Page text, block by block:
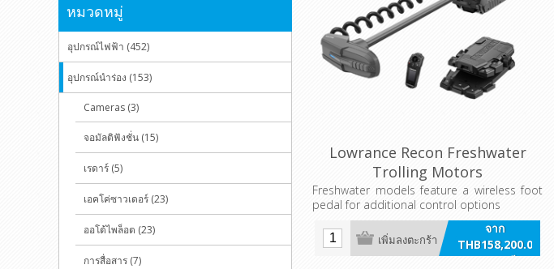
Lowrance Recon Freshwater
Trolling Motors
Freshwater models feature a wireless foot
pedal for additional control options
จาก
THB158,200.00
รวมภาษี
เพิ่มลงตะกร้า
หมวดหมู่
อุปกรณ์ไฟฟ้า (452)
อุปกรณ์นำร่อง (153)
Cameras (3)
จอมัลติฟังชั่น (15)
เรดาร์ (5)
เอคโค่ซาวเดอร์ (23)
ออโต้ไพล็อต (23)
การสื่อสาร (7)